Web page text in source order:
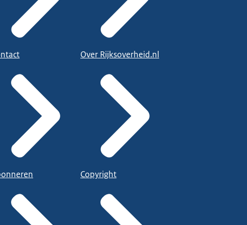
Over Rijksoverheid.nl
Copyright